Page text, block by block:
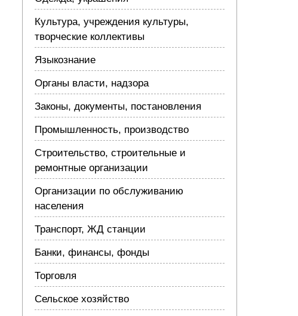
Культура, учреждения культуры,
творческие коллективы
Языкознание
Органы власти, надзора
Законы, документы, постановления
Промышленность, производство
Строительство, строительные и
ремонтные организации
Организации по обслуживанию
населения
Транспорт, ЖД станции
Банки, финансы, фонды
Торговля
Сельское хозяйство